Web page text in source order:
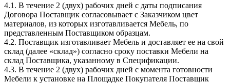
4.1. В течение 2 (двух) рабочих дней с даты подписания
Договора Поставщик согласовывает с Заказчиком цвет
материалов, из которых изготавливается Мебель, по
представленным Поставщиком образцам.
4.2. Поставщик изготавливает Мебель и доставляет ее на свой
склад (далее «склад») согласно сроку поставки Мебели на
склад Поставщика, указанному в Спецификации.
4.3. В течение 2 (двух) рабочих дней с момента готовности
Мебели к установке на Площадке Покупателя Поставщик